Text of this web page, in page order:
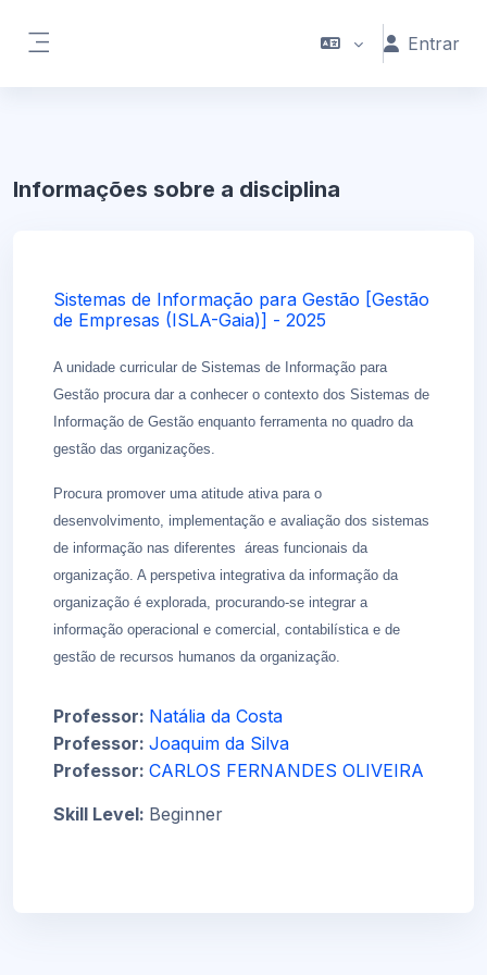
Entrar
Informações sobre a disciplina
Sistemas de Informação para Gestão [Gestão
de Empresas (ISLA-Gaia)] - 2025
A unidade curricular de Sistemas de Informação para
Gestão procura dar a conhecer o contexto dos Sistemas de
Informação de Gestão enquanto ferramenta no quadro da
gestão das organizações.
Procura promover uma atitude ativa para o
desenvolvimento, implementação e avaliação dos sistemas
de informação nas diferentes áreas funcionais da
organização. A perspetiva integrativa da informação da
organização é explorada, procurando-se integrar a
informação operacional e comercial, contabilística e de
gestão de recursos humanos da organização.
Professor: Natália da Costa
Professor: Joaquim da Silva
Professor: CARLOS FERNANDES OLIVEIRA
Skill Level: Beginner